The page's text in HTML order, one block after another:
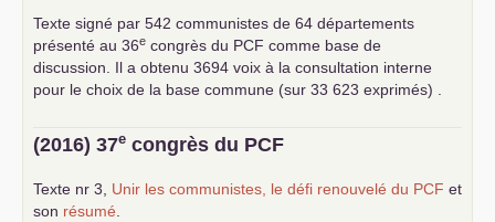
Texte signé par 542 communistes de 64 départements
présenté au 36e congrès du PCF comme base de
discussion. Il a obtenu 3694 voix à la consultation interne
pour le choix de la base commune (sur 33 623 exprimés) .
(2016) 37e congrès du PCF
Texte nr 3, Unir les communistes, le défi renouvelé du PCF et
son résumé